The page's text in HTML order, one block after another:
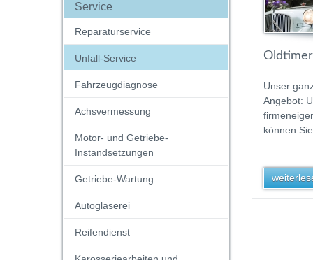
Service
Reparaturservice
Unfall-Service
Fahrzeugdiagnose
Achsvermessung
Motor- und Getriebe-
Instandsetzungen
Getriebe-Wartung
Autoglaserei
Reifendienst
Unser
Angebot:
können